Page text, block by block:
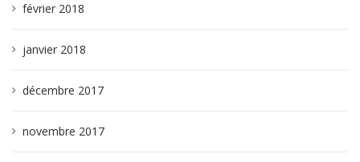
février 2018
janvier 2018
décembre 2017
novembre 2017